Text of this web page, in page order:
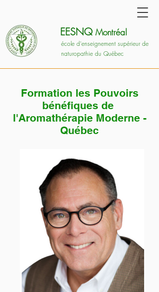
école d'enseignement supérieur de
naturopathie du Québec
EESNQ Montréal
Formation les Pouvoirs
bénéfiques de
l'Aromathérapie Moderne -
Québec